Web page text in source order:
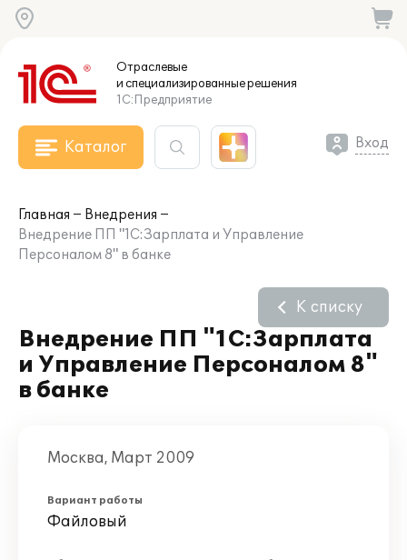
Отраслевые
и специализированныерешения
1С:Предприятие
Каталог Вход
Главная
Внедрения
Внедрение ПП "1С:Зарплата и Управление
Персоналом 8" в банке
Внедрение ПП "1С:Зарплата
и Управление Персоналом 8"
в банке
К списку
Москва, Март 2009
Вариант работы
Файловый